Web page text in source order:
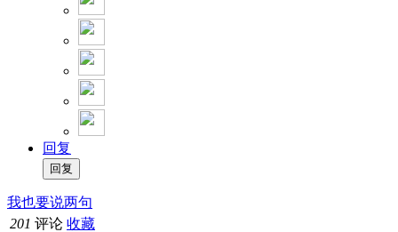
回复
我也要说两句
201 评论 收藏